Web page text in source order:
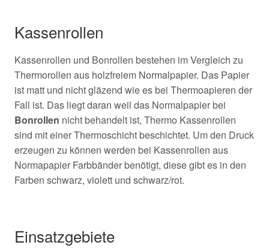
Kassenrollen
Kassenrollen und Bonrollen bestehen im Vergleich zu
Thermorollen aus holzfreiem Normalpapier. Das Papier
ist matt und nicht gläzend wie es bei Thermoapieren der
Fall ist. Das liegt daran weil das Normalpapier bei
Bonrollen nicht behandelt ist, Thermo Kassenrollen
sind mit einer Thermoschicht beschichtet. Um den Druck
erzeugen zu können werden bei Kassenrollen aus
Normapapier Farbbänder benötigt, diese gibt es in den
Farben schwarz, violett und schwarz/rot.
Einsatzgebiete